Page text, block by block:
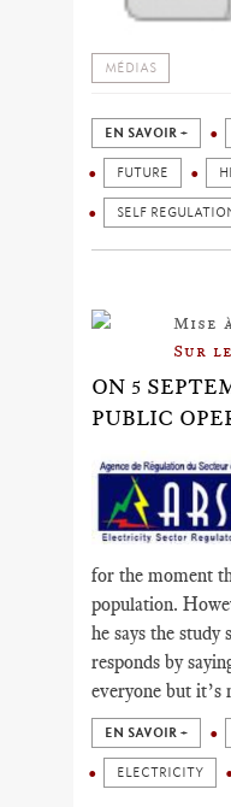
MÉDIAS
EN SAVOIR +
FUTURE
SELF
Mise
Sur
ON 5
PUBLIC
for the moment
population.
he says the
responds by
everyone but it’s
EN SAVOIR +
ELECTRICITY